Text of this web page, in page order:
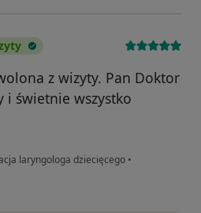
z wizyty. Pan Doktor
i świetnie wszystko
laryngologa dziecięcego •